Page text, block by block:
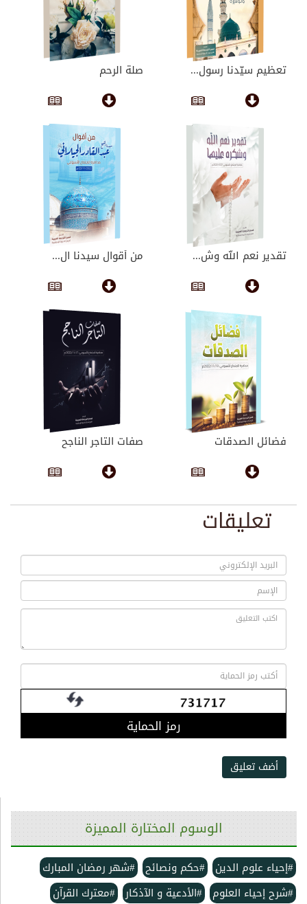
الوسوم المختارة المميزة
#إحياء علوم الدين #حكم ونصائح #شهر رمضان المبارك
#شرح إحياء العلوم #الأدعية و الآذكار #معترك القرآن
تعظيم سيّدنا رسول... صلة الرحم
تقدير نعم الله وش... من أقوال سيدنا ال...
فضائل الصدقات صفات التاجر الناجح
تعليقات
رمز الحماية
أضف تعليق